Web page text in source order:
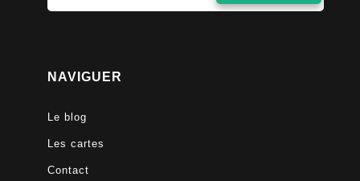
NAVIGUER
Le blog
Les cartes
Contact